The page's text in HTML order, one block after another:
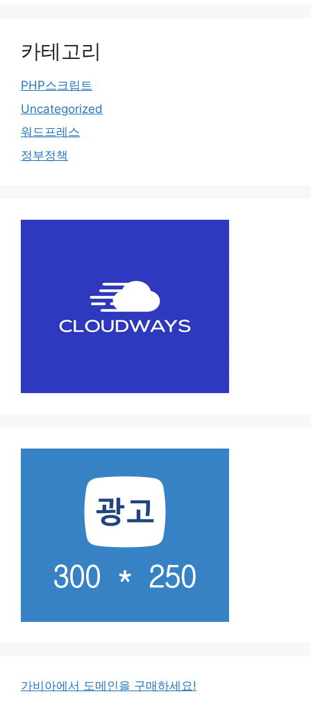
카테고리
PHP스크립트
Uncategorized
워드프레스
정부정책
가비아에서 도메인을 구매하세요!